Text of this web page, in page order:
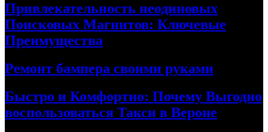
Привлекательность неодиновых
Поисковых Магнитов: Ключевые
Преимущества
Ремонт бампера своими руками
Быстро и Комфортно: Почему Выгодно
воспользоваться Такси в Вероне